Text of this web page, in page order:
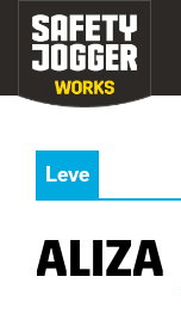
Leve
ALIZA